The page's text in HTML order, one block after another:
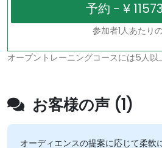
参加者1人あたり
オープントレーニングコースには5人以
お客様の声 (1)
オーディエンスの提案に応じて柔軟